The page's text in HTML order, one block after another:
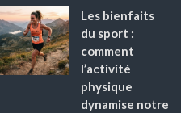
Les bienfaits
du sport :
comment
l’activité
physique
dynamise notre